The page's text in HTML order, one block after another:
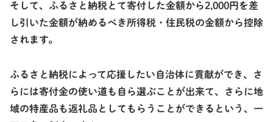
そして、ふるさと納税とて寄付した金額から2,000円を差
し引いた金額が納めるべき所得税・住民税の金額から控除
されます。
ふるさと納税によって応援したい自治体に貢献ができ、さ
らには寄付金の使い道も自ら選ぶことが出来て、さらに地
域の特産品も返礼品としてもらうことができるという、一